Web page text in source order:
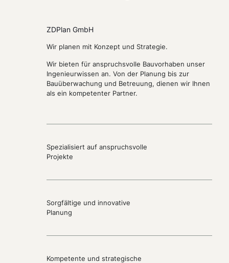
ZDPlan GmbH
Wir planen mit Konzept und Strategie.
Wir bieten für anspruchsvolle Bauvorhaben unser
Ingenieurwissen an. Von der Planung bis zur
Bauüberwachung und Betreuung, dienen wir Ihnen
als ein kompetenter Partner.
Spezialisiert auf anspruchsvolle
Projekte
Sorgfältige und innovative
Planung
Kompetente und strategische